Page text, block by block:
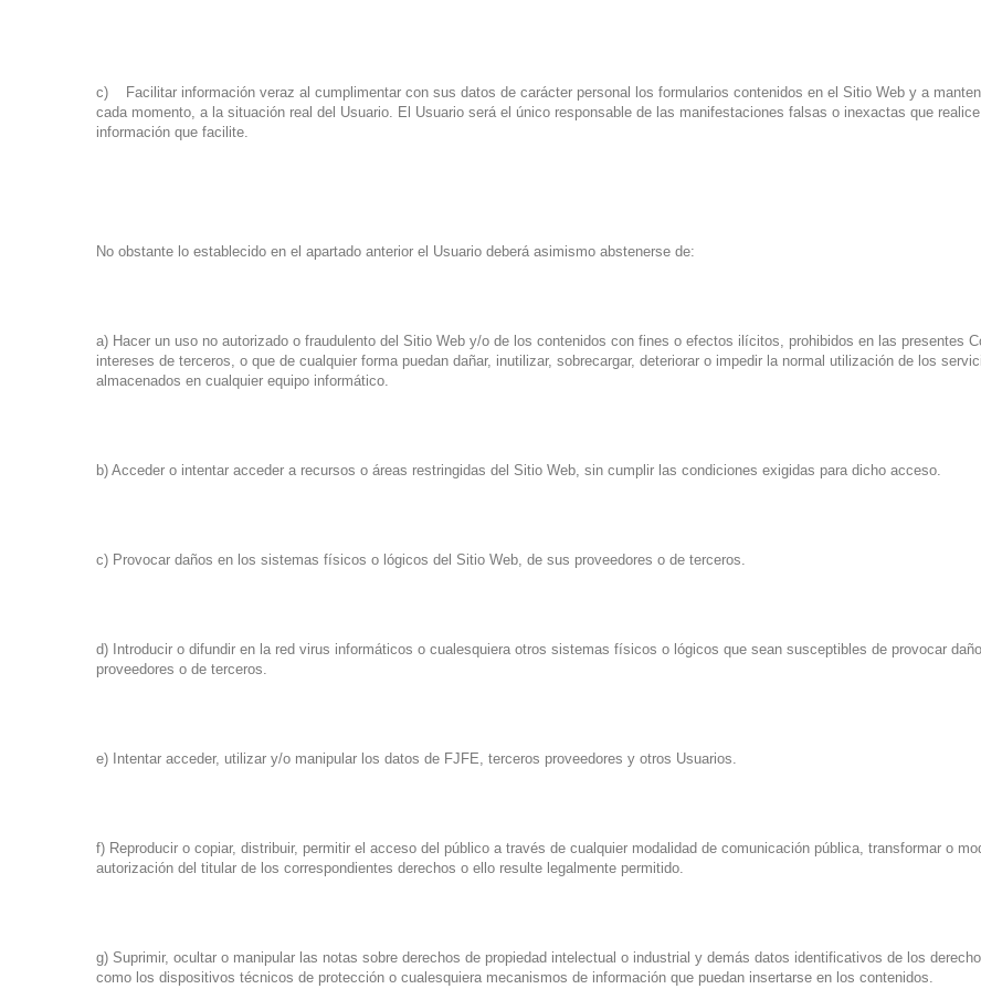
c) Facilitar información veraz al cumplimentar con sus datos de carácter personal los formularios contenidos en el Sitio Web y a
cada momento, a la situación real del Usuario. El Usuario será el único responsable de las manifestaciones falsas o inexactas que
información que facilite.
No obstante lo establecido en el apartado anterior el Usuario deberá asimismo abstenerse de:
a) Hacer un uso no autorizado o fraudulento del Sitio Web y/o de los contenidos con fines o efectos ilícitos, prohibidos en las presentes
intereses de terceros, o que de cualquier forma puedan dañar, inutilizar, sobrecargar, deteriorar o impedir la normal utilización de los
almacenados en cualquier equipo informático.
b) Acceder o intentar acceder a recursos o áreas restringidas del Sitio Web, sin cumplir las condiciones exigidas para dicho acceso.
c) Provocar daños en los sistemas físicos o lógicos del Sitio Web, de sus proveedores o de terceros.
d) Introducir o difundir en la red virus informáticos o cualesquiera otros sistemas físicos o lógicos que sean susceptibles de provocar
proveedores o de terceros.
e) Intentar acceder, utilizar y/o manipular los datos de FJFE, terceros proveedores y otros Usuarios.
f) Reproducir o copiar, distribuir, permitir el acceso del público a través de cualquier modalidad de comunicación pública, transformar o
autorización del titular de los correspondientes derechos o ello resulte legalmente permitido.
g) Suprimir, ocultar o manipular las notas sobre derechos de propiedad intelectual o industrial y demás datos identificativos de los
como los dispositivos técnicos de protección o cualesquiera mecanismos de información que puedan insertarse en los contenidos.